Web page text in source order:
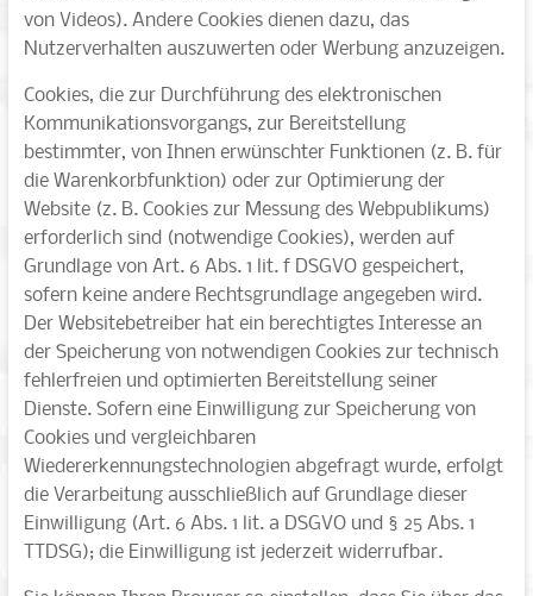
von Videos). Andere Cookies dienen dazu, das
Nutzerverhalten auszuwerten oder Werbung anzuzeigen.
Cookies, die zur Durchführung des elektronischen
Kommunikationsvorgangs, zur Bereitstellung
bestimmter, von Ihnen erwünschter Funktionen (z. B. für
die Warenkorbfunktion) oder zur Optimierung der
Website (z. B. Cookies zur Messung des Webpublikums)
erforderlich sind (notwendige Cookies), werden auf
Grundlage von Art. 6 Abs. 1 lit. f DSGVO gespeichert,
sofern keine andere Rechtsgrundlage angegeben wird.
Der Websitebetreiber hat ein berechtigtes Interesse an
der Speicherung von notwendigen Cookies zur technisch
fehlerfreien und optimierten Bereitstellung seiner
Dienste. Sofern eine Einwilligung zur Speicherung von
Cookies und vergleichbaren
Wiedererkennungstechnologien abgefragt wurde, erfolgt
die Verarbeitung ausschließlich auf Grundlage dieser
Einwilligung (Art. 6 Abs. 1 lit. a DSGVO und § 25 Abs. 1
TTDSG); die Einwilligung ist jederzeit widerrufbar.